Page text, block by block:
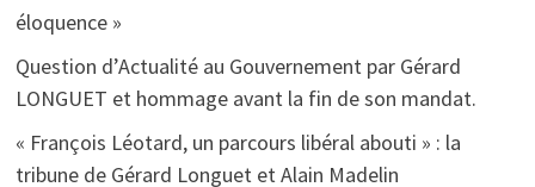
éloquence »
Question d’Actualité au Gouvernement par Gérard
LONGUET et hommage avant la fin de son mandat.
« François Léotard, un parcours libéral abouti » : la
tribune de Gérard Longuet et Alain Madelin